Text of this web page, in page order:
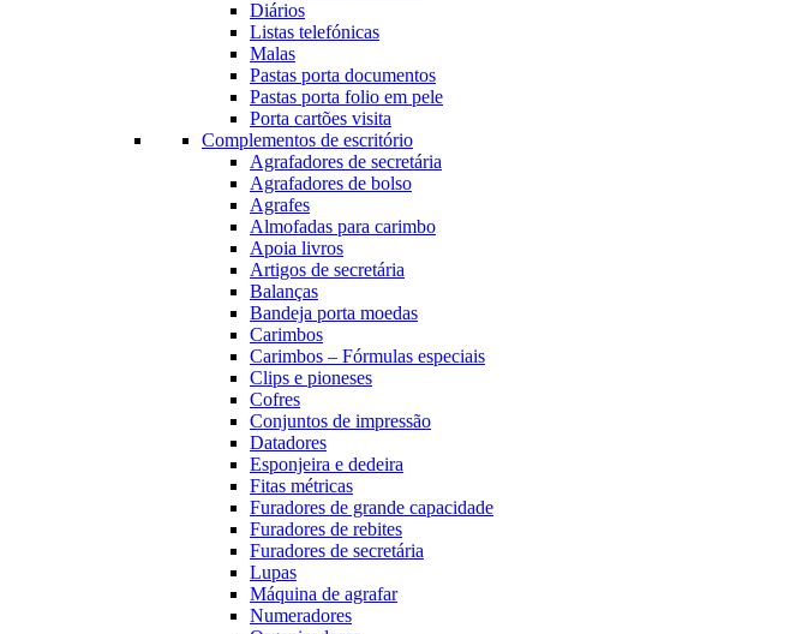
Diários
Listas telefónicas
Malas
Pastas porta documentos
Pastas porta folio em pele
Porta cartões visita
Complementos de escritório
Agrafadores de secretária
Agrafadores de bolso
Agrafes
Almofadas para carimbo
Apoia livros
Artigos de secretária
Balanças
Bandeja porta moedas
Carimbos
Carimbos – Fórmulas especiais
Clips e pioneses
Cofres
Conjuntos de impressão
Datadores
Esponjeira e dedeira
Fitas métricas
Furadores de grande capacidade
Furadores de rebites
Furadores de secretária
Lupas
Máquina de agrafar
Numeradores